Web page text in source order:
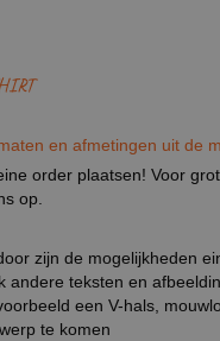
en afmetingen uit de
order plaatsen! Voor
op.
zijn de mogelijkheden
teksten en
een V-hals,
te komen